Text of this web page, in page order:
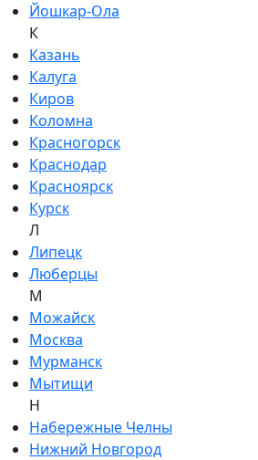
Йошкар-Ола
К
Казань
Калуга
Киров
Коломна
Красногорск
Краснодар
Красноярск
Курск
Л
Липецк
Люберцы
М
Можайск
Москва
Мурманск
Мытищи
Н
Набережные Челны
Нижний Новгород